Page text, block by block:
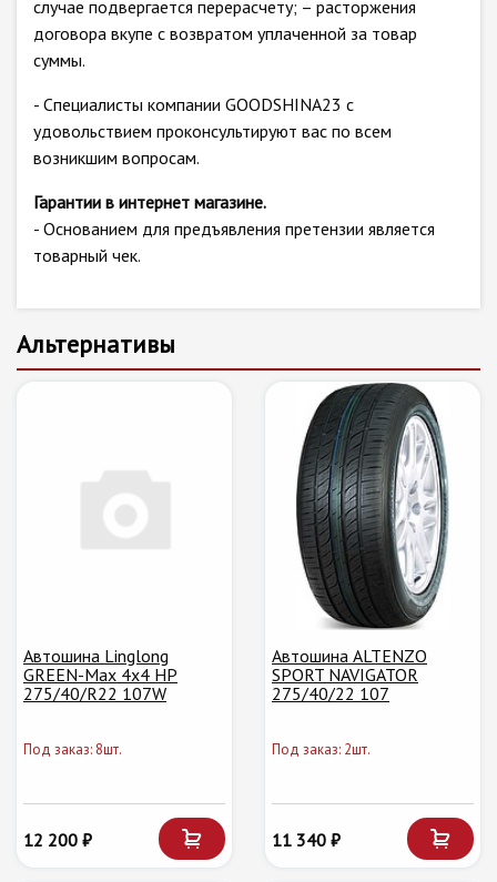
случае подвергается перерасчету; – расторжения
договора вкупе с возвратом уплаченной за товар
суммы.
- Специалисты компании GOODSHINA23 с
удовольствием проконсультируют вас по всем
возникшим вопросам.
Гарантии в интернет магазине.
- Основанием для предъявления претензии является
товарный чек.
Альтернативы
Автошина Linglong
GREEN-Max 4x4 HP
275/40/R22 107W
Под заказ: 8шт.
12 200 ₽
Автошина ALTENZO
SPORT NAVIGATOR
275/40/22 107
Под заказ: 2шт.
11 340 ₽